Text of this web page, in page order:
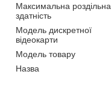
Максимальна роздільна
здатність
Модель дискретної
відеокарти
Модель товару
Назва